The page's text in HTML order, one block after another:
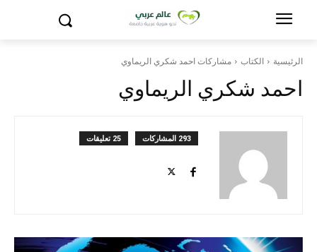
الرئيسية الكتاب مشاركات احمد شكري الريماوي
احمد شكري الريماوي
293 المشاركات 25 تعليقات